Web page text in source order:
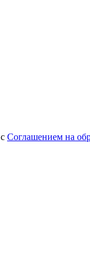
Соглашением на